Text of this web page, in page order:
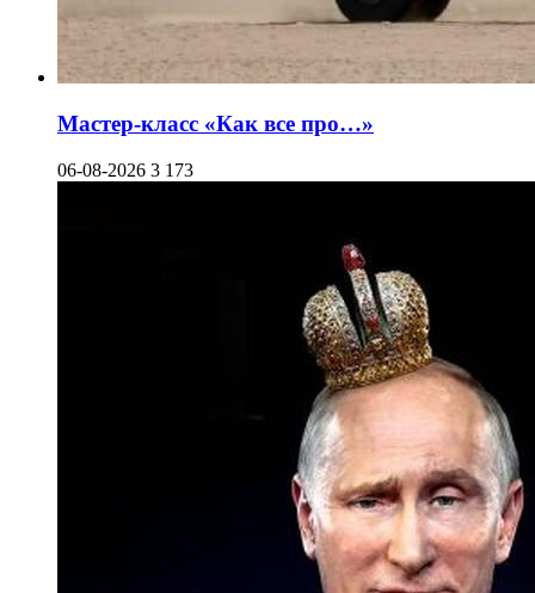
Мастер-класс «Как все про…»
06-08-2026 3 173